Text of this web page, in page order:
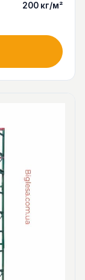
200 кг/м²